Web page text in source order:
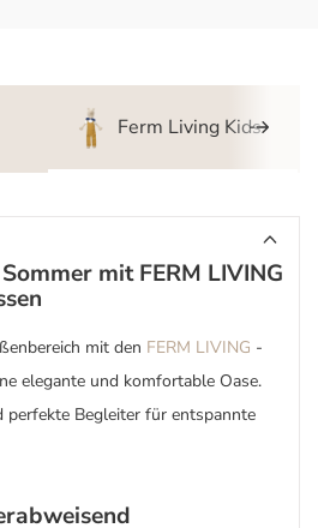
Ferm Living Kids
mit FERM LIVING
mit den FERM LIVING -
elegante und komfortable Oase.
perfekte Begleiter für entspannte